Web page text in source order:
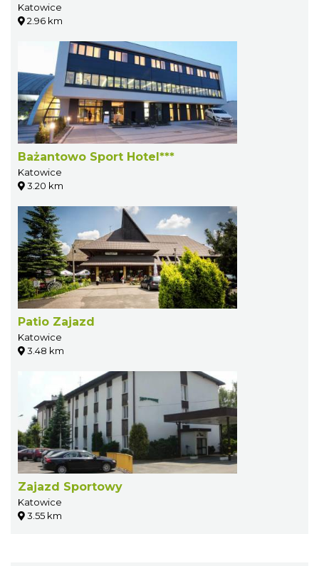
Katowice
2.96 km
Bażantowo Sport Hotel***
Katowice
3.20 km
Patio Zajazd
Katowice
3.48 km
Zajazd Sportowy
Katowice
3.55 km